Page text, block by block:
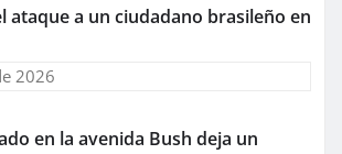
ataque a un ciudadano brasileño en
2026
en la avenida Bush deja un